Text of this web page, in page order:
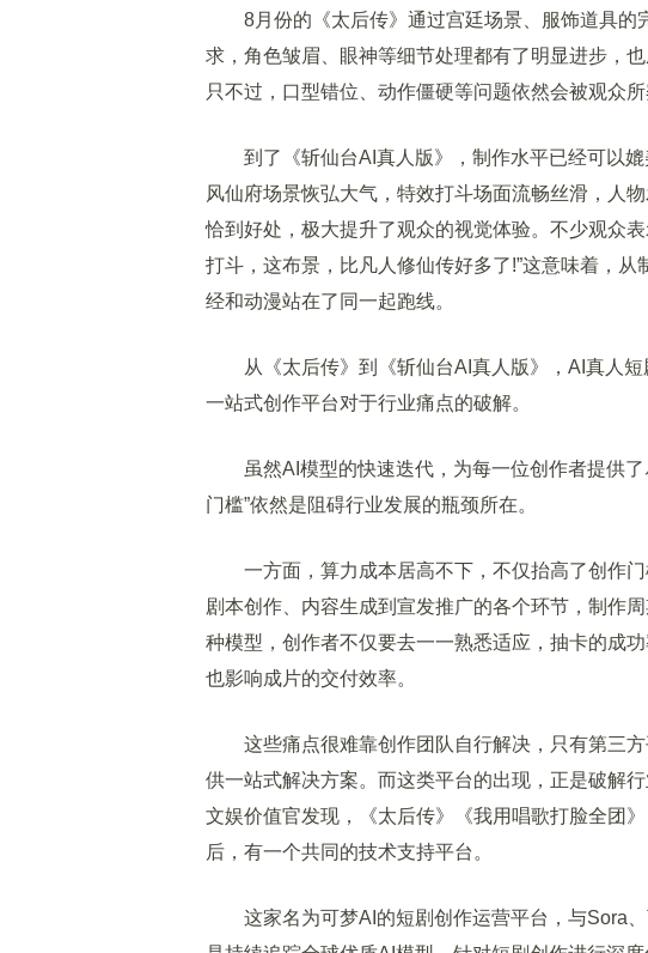
8月份的《太后传》通过宫廷场景、服饰道具的
求，角色皱眉、眼神等细节处理都有了明显进步，
只不过，口型错位、动作僵硬等问题依然会被观众所
到了《斩仙台AI真人版》，制作水平已经可以媲
风仙府场景恢弘大气，特效打斗场面流畅丝滑，人
恰到好处，极大提升了观众的视觉体验。不少观众
打斗，这布景，比凡人修仙传好多了!”这意味着，
经和动漫站在了同一起跑线。
从《太后传》到《斩仙台AI真人版》，AI真人短
一站式创作平台对于行业痛点的破解。
虽然AI模型的快速迭代，为每一位创作者提供了
门槛”依然是阻碍行业发展的瓶颈所在。
一方面，算力成本居高不下，不仅抬高了创作门
剧本创作、内容生成到宣发推广的各个环节，制作
种模型，创作者不仅要去一一熟悉适应，抽卡的成
也影响成片的交付效率。
这些痛点很难靠创作团队自行解决，只有第三方
供一站式解决方案。而这类平台的出现，正是破解
文娱价值官发现，《太后传》《我用唱歌打脸全团
后，有一个共同的技术支持平台。
这家名为可梦AI的短剧创作运营平台，与Sora、